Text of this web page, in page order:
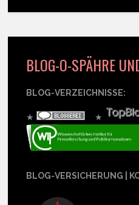
BLOG-O-SPÄHRE
BLOG-VERZEICHNISSE:
★ ★
BLOG-VERSICHERUNG |